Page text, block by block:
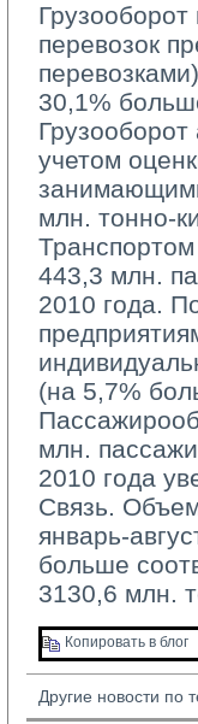
перевозок
30,1%
учетом
млн. тонно-
443,3 млн.
2010 года.
(на 5,7%
млн.
2010 года
Связь.
январь-
больше
3130,6 млн.
Копировать в блог
Другие новости по